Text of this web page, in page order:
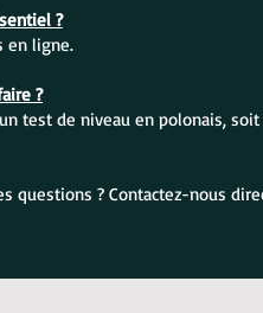
?
en ligne.
?
test de niveau en polonais,
questions ? Contactez-nous